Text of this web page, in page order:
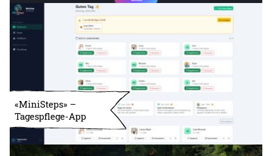
«MiniSteps» –
Tagespflege-App